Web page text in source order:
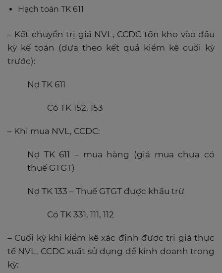
Hạch toán TK 611
– Kết chuyển trị giá NVL, CCDC tồn kho vào đầu
kỳ kế toán (dựa theo kết quả kiểm kê cuối kỳ
trước):
Nợ TK 611
Có TK 152, 153
– Khi mua NVL, CCDC:
Nợ TK 611 – mua hàng (giá mua chưa có
thuế GTGT)
Nợ TK 133 – Thuế GTGT được khấu trừ
Có TK 331, 111, 112
– Cuối kỳ khi kiểm kê xác định được trị giá thực
tế NVL, CCDC xuất sử dụng để kinh doanh trong
kỳ: